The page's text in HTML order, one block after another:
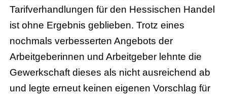
Tarifverhandlungen für den Hessischen Handel
ist ohne Ergebnis geblieben. Trotz eines
nochmals verbesserten Angebots der
Arbeitgeberinnen und Arbeitgeber lehnte die
Gewerkschaft dieses als nicht ausreichend ab
und legte erneut keinen eigenen Vorschlag für